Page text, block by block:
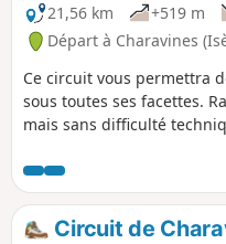
21,56 km
+519 m
Départ à Charavines
Ce circuit vous permettra
sous toutes ses facettes.
mais sans difficulté
de départ, le tour de lac
villages : Charavines,
"Lac Bleu", exceptionnel
Circuit de